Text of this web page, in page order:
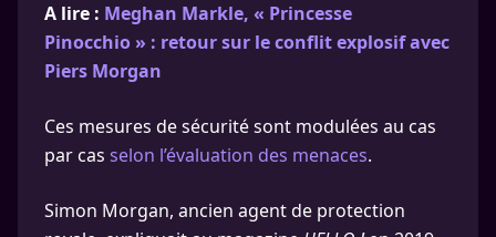
A lire : Meghan Markle, « Princesse
Pinocchio » : retour sur le conflit explosif avec
Piers Morgan
Ces mesures de sécurité sont modulées au cas
par cas selon l’évaluation des menaces.
Simon Morgan, ancien agent de protection